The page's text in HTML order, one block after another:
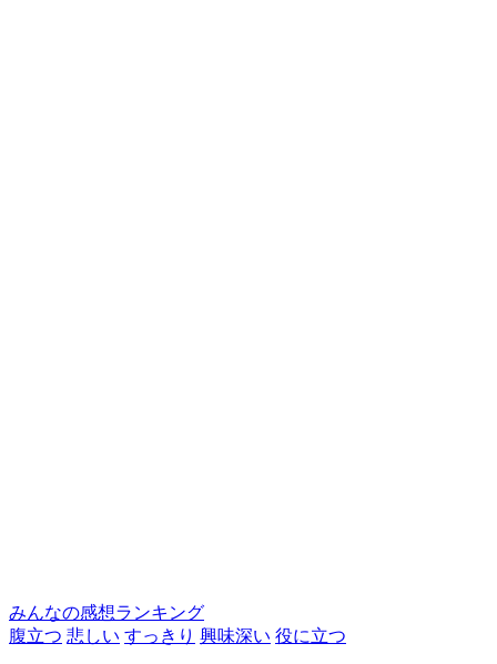
みんなの感想ランキング
腹立つ 悲しい すっきり 興味深い 役に立つ